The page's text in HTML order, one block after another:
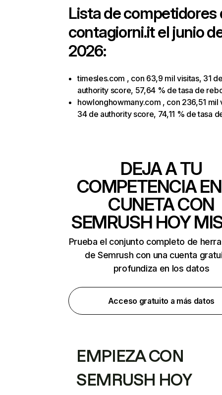
Lista de competidores
contagiorni.itel junio
2026:
timesles.com , con 63,9 mil visitas, 31
authority score, 57,64 % de tasa de
howlonghowmany.com , con 236,51 mil
34 de authority score, 74,11 % de tasa
DEJA A TU
COMPETENCIA
CUNETA CON
SEMRUSH HOY
Prueba el conjunto completo de
de Semrush con una cuenta
profundiza en los datos
Acceso gratuito a más datos
EMPIEZA CON
SEMRUSH HOY